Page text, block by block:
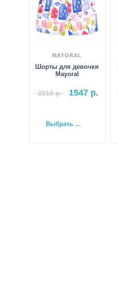
MAYORAL
Шорты для девочки
Mayoral
2210р. 1547 р.
Выбрать ...